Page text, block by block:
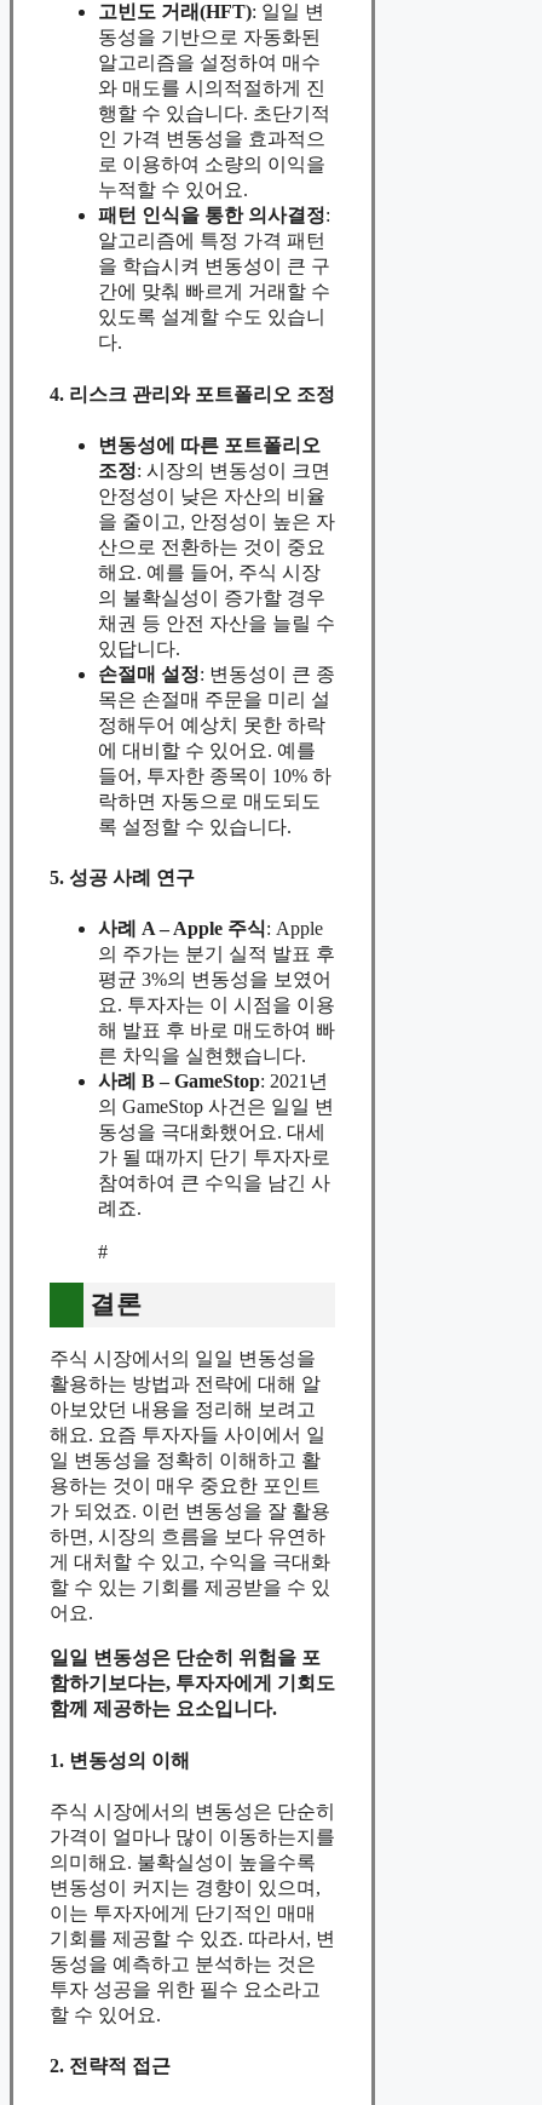
고빈도 거래(HFT): 일일 변
동성을 기반으로 자동화된
알고리즘을 설정하여 매수
와 매도를 시의적절하게 진
행할 수 있습니다. 초단기적
인 가격 변동성을 효과적으
로 이용하여 소량의 이익을
누적할 수 있어요.
패턴 인식을 통한 의사결정:
알고리즘에 특정 가격 패턴
을 학습시켜 변동성이 큰 구
간에 맞춰 빠르게 거래할 수
있도록 설계할 수도 있습니
다.
4. 리스크 관리와 포트폴리오 조정
변동성에 따른 포트폴리오
조정: 시장의 변동성이 크면
안정성이 낮은 자산의 비율
을 줄이고, 안정성이 높은 자
산으로 전환하는 것이 중요
해요. 예를 들어, 주식 시장
의 불확실성이 증가할 경우
채권 등 안전 자산을 늘릴 수
있답니다.
손절매 설정: 변동성이 큰 종
목은 손절매 주문을 미리 설
정해두어 예상치 못한 하락
에 대비할 수 있어요. 예를
들어, 투자한 종목이 10% 하
락하면 자동으로 매도되도
록 설정할 수 있습니다.
5. 성공 사례 연구
사례 A – Apple 주식: Apple
의 주가는 분기 실적 발표 후
평균 3%의 변동성을 보였어
요. 투자자는 이 시점을 이용
해 발표 후 바로 매도하여 빠
른 차익을 실현했습니다.
사례 B – GameStop: 2021년
의 GameStop 사건은 일일 변
동성을 극대화했어요. 대세
가 될 때까지 단기 투자자로
참여하여 큰 수익을 남긴 사
례죠.
#
결론
주식 시장에서의 일일 변동성을
활용하는 방법과 전략에 대해 알
아보았던 내용을 정리해 보려고
해요. 요즘 투자자들 사이에서 일
일 변동성을 정확히 이해하고 활
용하는 것이 매우 중요한 포인트
가 되었죠. 이런 변동성을 잘 활용
하면, 시장의 흐름을 보다 유연하
게 대처할 수 있고, 수익을 극대화
할 수 있는 기회를 제공받을 수 있
어요.
일일 변동성은 단순히 위험을 포
함하기보다는, 투자자에게 기회도
함께 제공하는 요소입니다.
1. 변동성의 이해
주식 시장에서의 변동성은 단순히
가격이 얼마나 많이 이동하는지를
의미해요. 불확실성이 높을수록
변동성이 커지는 경향이 있으며,
이는 투자자에게 단기적인 매매
기회를 제공할 수 있죠. 따라서, 변
동성을 예측하고 분석하는 것은
투자 성공을 위한 필수 요소라고
할 수 있어요.
2. 전략적 접근